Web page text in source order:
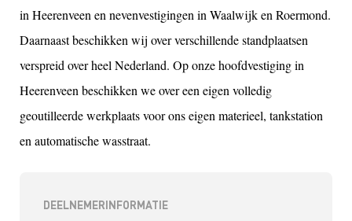
DEELNEMERINFORMATIE
in Heerenveen en nevenvestigingen in Waalwijk en Roermond.
Daarnaast beschikken wij over verschillende standplaatsen
verspreid over heel Nederland. Op onze hoofdvestiging in
Heerenveen beschikken we over een eigen volledig
geoutilleerde werkplaats voor ons eigen materieel, tankstation
en automatische wasstraat.